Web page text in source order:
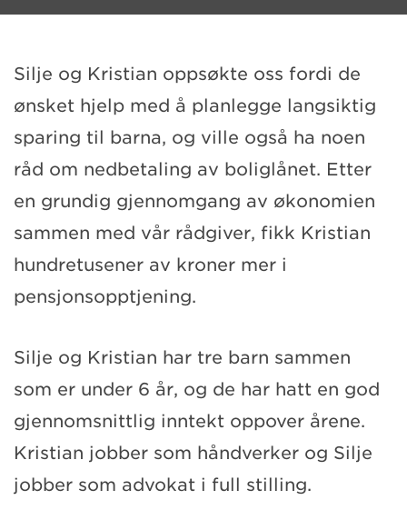
Silje og Kristian oppsøkte oss fordi de
ønsket hjelp med å planlegge langsiktig
sparing til barna, og ville også ha noen
råd om nedbetaling av boliglånet. Etter
en grundig gjennomgang av økonomien
sammen med vår rådgiver, fikk Kristian
hundretusener av kroner mer i
pensjonsopptjening.
Silje og Kristian har tre barn sammen
som er under 6 år, og de har hatt en god
gjennomsnittlig inntekt oppover årene.
Kristian jobber som håndverker og Silje
jobber som advokat i full stilling.